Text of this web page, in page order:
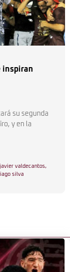
inspiran
su segunda
y en la
javier valdecantos,
silva